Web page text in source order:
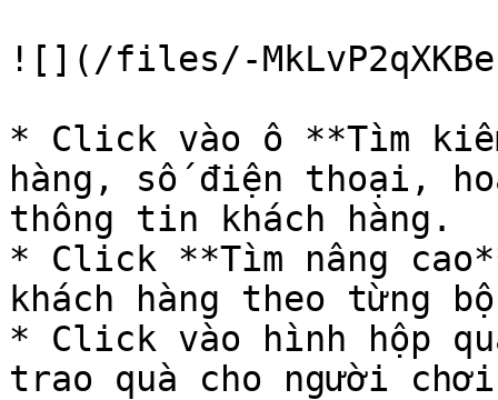
![](/files/-
* Click vào ô **Tìm
hàng, số điện thoại,
thông tin khách hàng.
* Click **Tìm nâng
khách hàng theo từng
* Click vào hình hộp
trao quà cho người